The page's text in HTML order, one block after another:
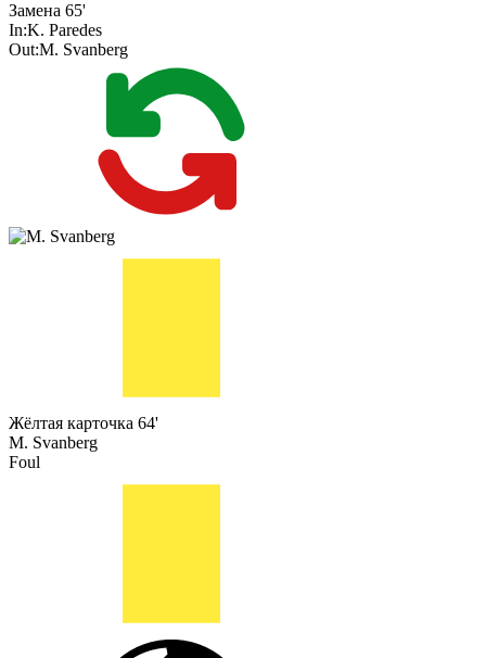
Замена 65'
In:K. Paredes
Out:M. Svanberg
Жёлтая карточка 64'
M. Svanberg
Foul